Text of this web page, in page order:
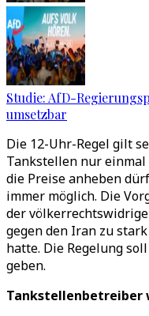
Studie: AfD-
umsetzbar
Die 12-Uhr-Regel gilt
Tankstellen nur einmal
die Preise anheben
immer möglich. Die
der
gegen den Iran zu
hatte. Die Regelung
geben.
Tankstellenbetreiber